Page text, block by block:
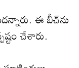
ఈ బీచ్‌ను
చేశారు.